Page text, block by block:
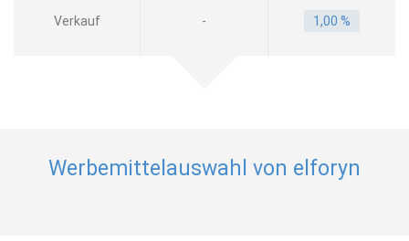
Verkauf - 1,00 %
Werbemittelauswahl von elforyn